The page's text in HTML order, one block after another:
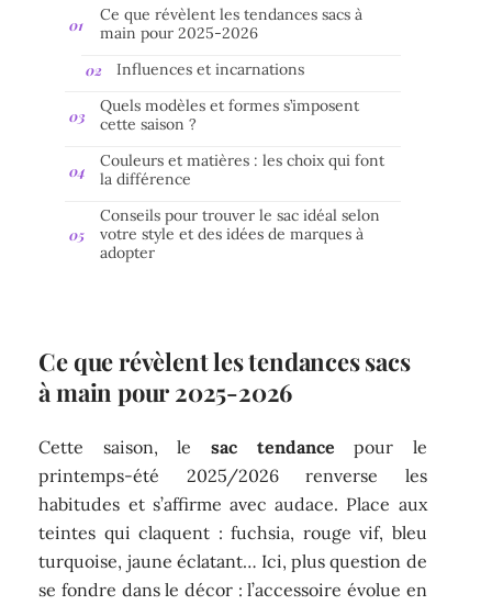
Ce que révèlent les tendances sacs à
main pour 2025-2026
Influences et incarnations
Quels modèles et formes s’imposent
cette saison ?
Couleurs et matières : les choix qui font
la différence
Conseils pour trouver le sac idéal selon
votre style et des idées de marques à
adopter
Ce que révèlent les tendances sacs
à main pour 2025-2026
Cette saison, le sac tendance pour le
printemps-été 2025/2026 renverse les
habitudes et s’affirme avec audace. Place aux
teintes qui claquent : fuchsia, rouge vif, bleu
turquoise, jaune éclatant… Ici, plus question de
se fondre dans le décor : l’accessoire évolue en